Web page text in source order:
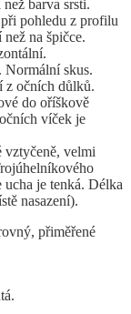
barva srsti.
pohledu z profilu
na špičce.
skus.
z očních důlků.
do oříškově
víček je
vztyčeně, velmi
je tenká. Délka
nasazení).
přiměřené